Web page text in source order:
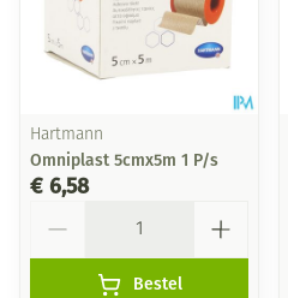
Hartmann
Omniplast 5cmx5m 1 P/s
€ 6,58
Bestel